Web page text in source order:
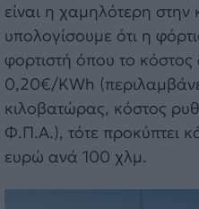
είναι η χαμηλότερη στην
υπολογίσουμε ότι η
φορτιστή όπου το
0,20€/KWh
κιλοβατώρας, κόστος
Φ.Π.Α.), τότε προκύπτει
ευρώ ανά 100 χλμ.